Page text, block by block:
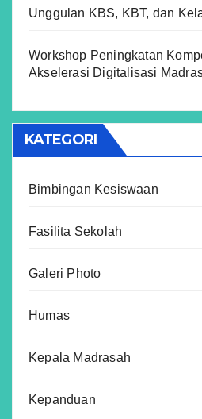
Unggulan KBS, KBT, dan
Workshop Peningkatan
Akselerasi Digitalisasi
KATEGORI
Bimbingan Kesiswaan
Fasilita Sekolah
Galeri Photo
Humas
Kepala Madrasah
Kepanduan